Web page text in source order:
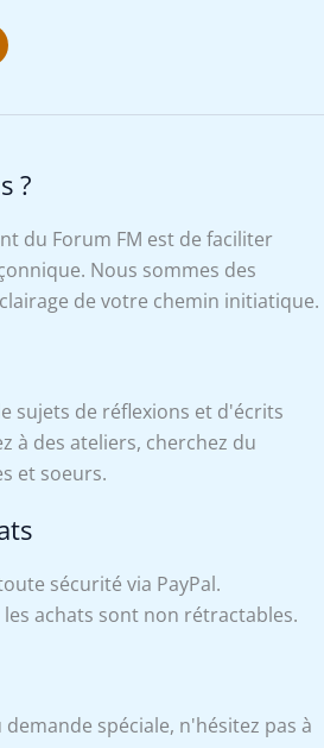
?
du Forum FM est de faciliter
Nous sommes des
de votre chemin initiatique.
sujets de réflexions et d'écrits
à des ateliers, cherchez du
et soeurs.
sécurité via PayPal.
achats sont non rétractables.
spéciale, n'hésitez pas à